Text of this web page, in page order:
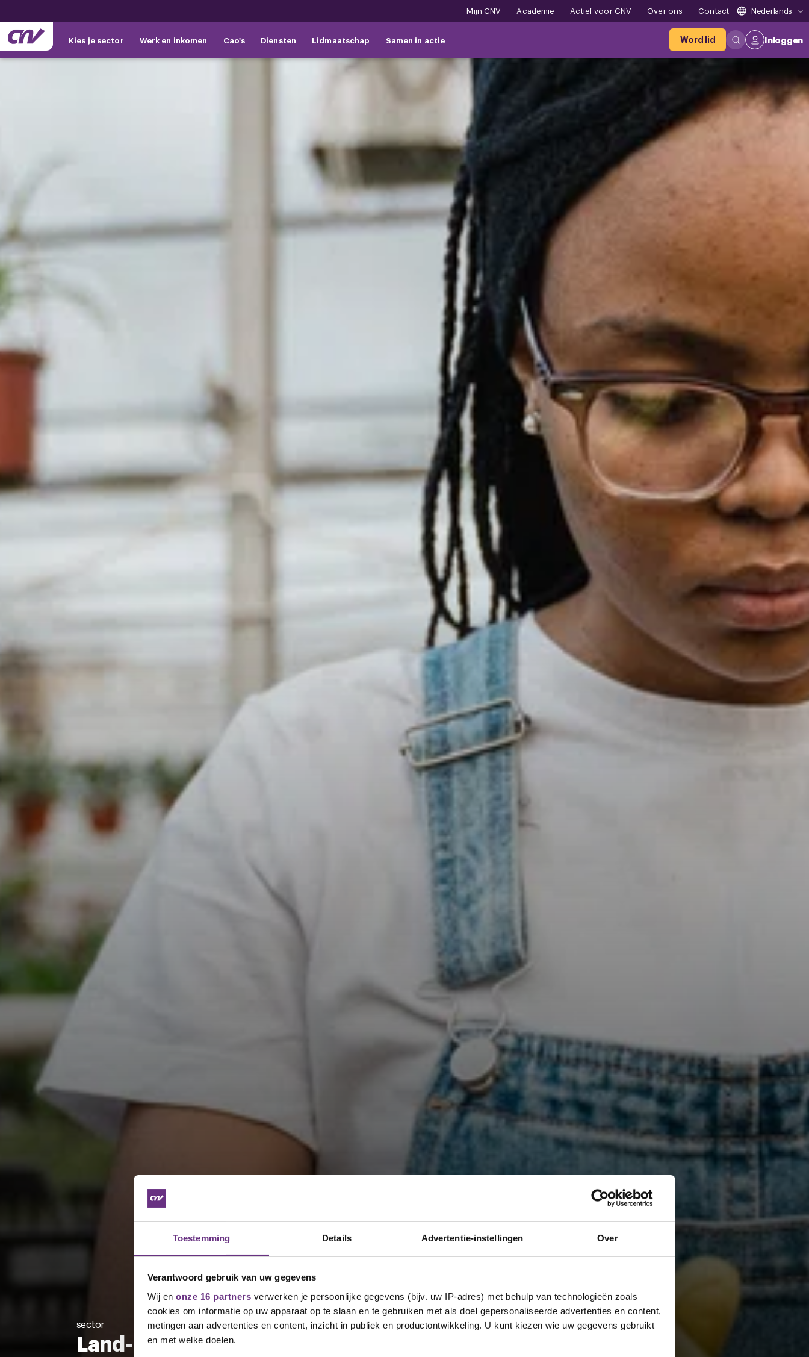
Toestemming Details Advertentie-instellingen Over
Verantwoord gebruik van uw gegevens
Wij en onze 16 partners verwerken je persoonlijke gegevens (bijv. uw IP-adres) met behulp van technologieën zoals
cookies om informatie op uw apparaat op te slaan en te gebruiken met als doel gepersonaliseerde advertenties en content,
metingen aan advertenties en content, inzicht in publiek en productontwikkeling. U kunt kiezen wie uw gegevens gebruikt
en met welke doelen.
Mijn CNV Academie Actief voor CNV Over ons Contact Nederlands
Kies je sector Werk en inkomen Cao's Diensten Lidmaatschap Samen in actie Word lid Inloggen
sector
Land- en Tuinbouw